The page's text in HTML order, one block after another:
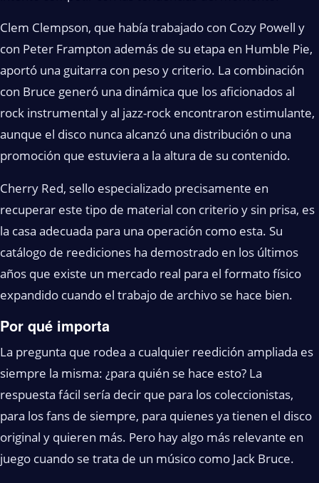
Clem Clempson, que había trabajado con Cozy Powell y
con Peter Frampton además de su etapa en Humble Pie,
aportó una guitarra con peso y criterio. La combinación
con Bruce generó una dinámica que los aficionados al
rock instrumental y al jazz-rock encontraron estimulante,
aunque el disco nunca alcanzó una distribución o una
promoción que estuviera a la altura de su contenido.
Cherry Red, sello especializado precisamente en
recuperar este tipo de material con criterio y sin prisa, es
la casa adecuada para una operación como esta. Su
catálogo de reediciones ha demostrado en los últimos
años que existe un mercado real para el formato físico
expandido cuando el trabajo de archivo se hace bien.
Por qué importa
La pregunta que rodea a cualquier reedición ampliada es
siempre la misma: ¿para quién se hace esto? La
respuesta fácil sería decir que para los coleccionistas,
para los fans de siempre, para quienes ya tienen el disco
original y quieren más. Pero hay algo más relevante en
juego cuando se trata de un músico como Jack Bruce.